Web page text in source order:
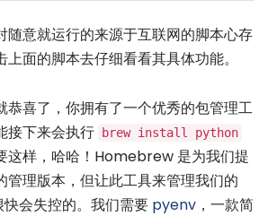
随意就运行的来源于互联网的脚本心存
面的脚本去仔细看看其具体功能。
恭喜了，你拥有了一个优秀的包管理工
接下来会执行 brew install python
这样，哈哈！Homebrew 是为我们提
理版本，但让此工具来管理我们的
会失控的。我们需要 pyenv ，一款简